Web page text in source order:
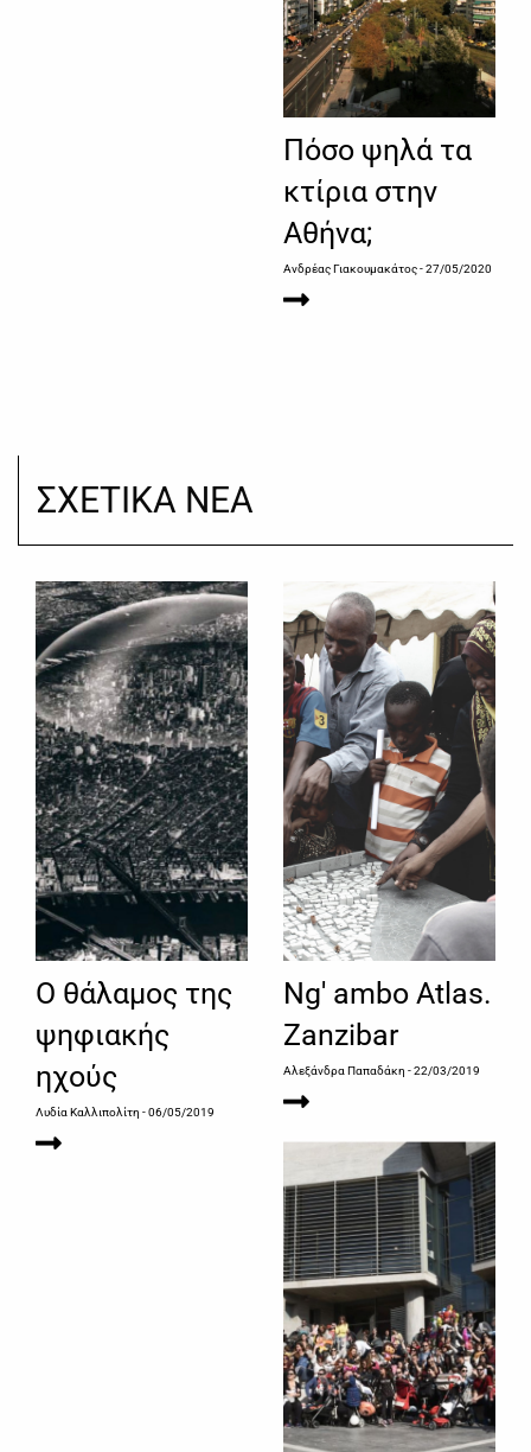
Πόσο ψηλά τα
κτίρια στην
Αθήνα;
Ανδρέας Γιακουμακάτος- 27/05/2020
ΣΧΕΤΙΚΑ ΝΕΑ
O θάλαμος της
ψηφιακής
ηχούς
Λυδία Καλλιπολίτη - 06/05/2019
Ng' ambo Atlas.
Zanzibar
Αλεξάνδρα Παπαδάκη - 22/03/2019